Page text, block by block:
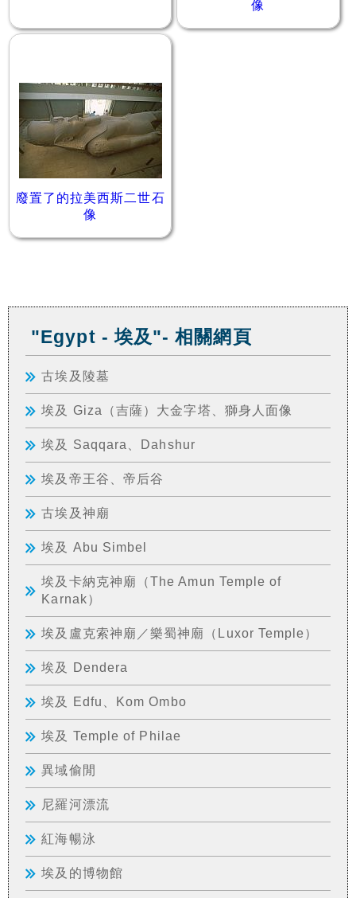
像
廢置了的拉美西斯二世石
像
"Egypt - 埃及"- 相關網頁
古埃及陵墓
埃及 Giza（吉薩）大金字塔、獅身人面像
埃及 Saqqara、Dahshur
埃及帝王谷、帝后谷
古埃及神廟
埃及 Abu Simbel
埃及卡納克神廟（The Amun Temple of
Karnak）
埃及盧克索神廟／樂蜀神廟（Luxor Temple）
埃及 Dendera
埃及 Edfu、Kom Ombo
埃及 Temple of Philae
異域偷閒
尼羅河漂流
紅海暢泳
埃及的博物館